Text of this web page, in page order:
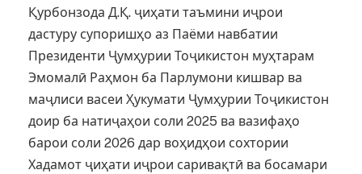
Қурбонзода Д.Қ. ҷиҳати таъмини иҷрои
дастуру супоришҳо аз Паёми навбатии
Президенти Ҷумҳурии Тоҷикистон муҳтарам
Эмомалӣ Раҳмон ба Парлумони кишвар ва
маҷлиси васеи Ҳукумати Ҷумҳурии Тоҷикистон
доир ба натиҷаҳои соли 2025 ва вазифаҳо
барои соли 2026 дар воҳидҳои сохтории
Хадамот ҷиҳати иҷрои саривақтӣ ва босамари